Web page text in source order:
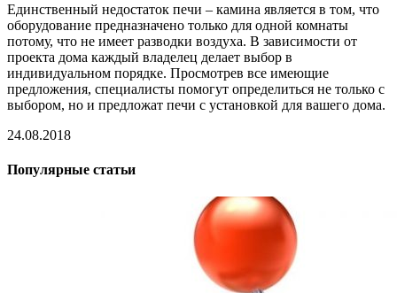
Единственный недостаток печи – камина является в том, что
оборудование предназначено только для одной комнаты
потому, что не имеет разводки воздуха. В зависимости от
проекта дома каждый владелец делает выбор в
индивидуальном порядке. Просмотрев все имеющие
предложения, специалисты помогут определиться не только с
выбором, но и предложат печи с установкой для вашего дома.
24.08.2018
Популярные статьи